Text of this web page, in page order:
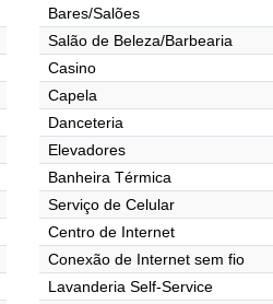
Bares/Salões
Salão de Beleza/Barbearia
Casino
Capela
Danceteria
Elevadores
Banheira Térmica
Serviço de Celular
Centro de Internet
Conexão de Internet sem fio
Lavanderia Self-Service